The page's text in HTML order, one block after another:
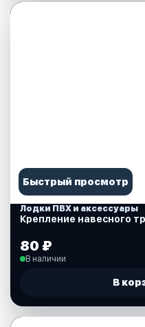
Быстрый просмотр
Лодки ПВХ и аксессуары
Крепление навесного
80 ₽
В наличии
В